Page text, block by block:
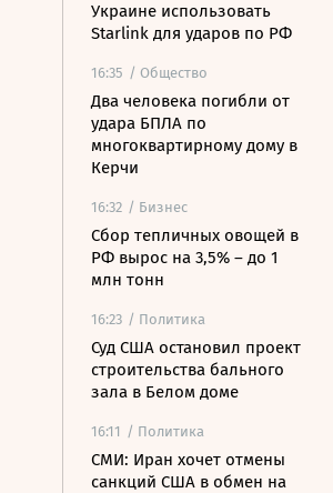
Украине использовать
Starlink для ударов по РФ
16:35 / Общество
Два человека погибли от
удара БПЛА по
многоквартирному дому в
Керчи
16:32 / Бизнес
Сбор тепличных овощей в
РФ вырос на 3,5% – до 1
млн тонн
16:23 / Политика
Суд США остановил проект
строительства бального
зала в Белом доме
16:11 / Политика
СМИ: Иран хочет отмены
санкций США в обмен на